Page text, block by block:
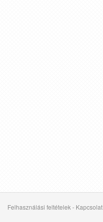
Felhasználási feltételek- Kapcsolat